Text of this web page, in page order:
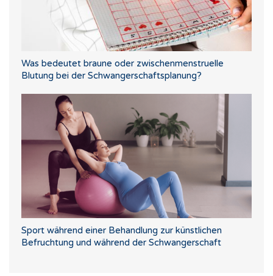
Was bedeutet braune oder zwischenmenstruelle
Blutung bei der Schwangerschaftsplanung?
Sport während einer Behandlung zur künstlichen
Befruchtung und während der Schwangerschaft